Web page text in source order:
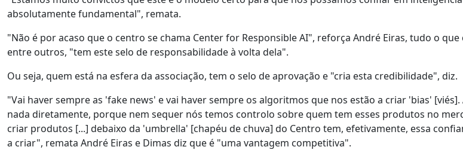
absolutamente fundamental", remata.
"Não é por acaso que o centro se chama Center for Responsible AI", reforça André Eiras, tudo o
entre outros, "tem este selo de responsabilidade à volta dela".
Ou seja, quem está na esfera da associação, tem o selo de aprovação e "cria esta credibilidade", diz.
"Vai haver sempre as 'fake news' e vai haver sempre os algoritmos que nos estão a criar 'bias'
nada diretamente, porque nem sequer nós temos controlo sobre quem tem esses produtos no
criar produtos [...] debaixo da 'umbrella' [chapéu de chuva] do Centro tem, efetivamente, essa
a criar", remata André Eiras e Dimas diz que é "uma vantagem competitiva".